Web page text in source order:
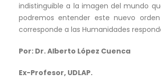
indistinguible a la imagen del mundo
podremos entender este nuevo
corresponde a las Humanidades
Por: Dr. Alberto López Cuenca
Ex-Profesor, UDLAP.